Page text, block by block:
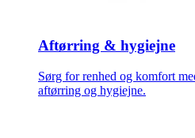
Aftørring & hygiejne
Sørg for renhed og komfort
aftørring og hygiejne.